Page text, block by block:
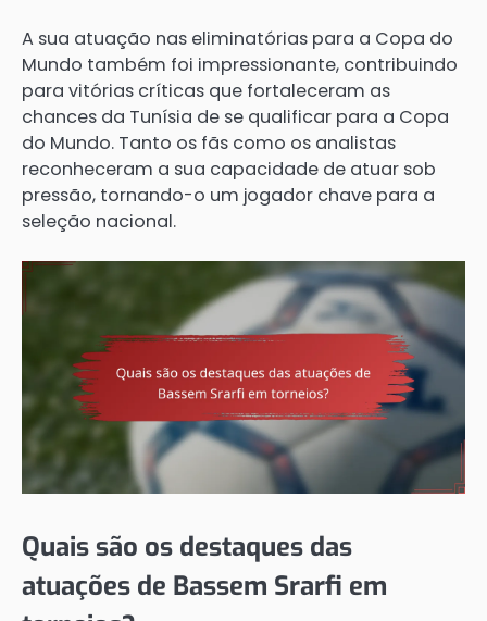
A sua atuação nas eliminatórias para a Copa do
Mundo também foi impressionante, contribuindo
para vitórias críticas que fortaleceram as
chances da Tunísia de se qualificar para a Copa
do Mundo. Tanto os fãs como os analistas
reconheceram a sua capacidade de atuar sob
pressão, tornando-o um jogador chave para a
seleção nacional.
Quais são os destaques das
atuações de Bassem Srarfi em